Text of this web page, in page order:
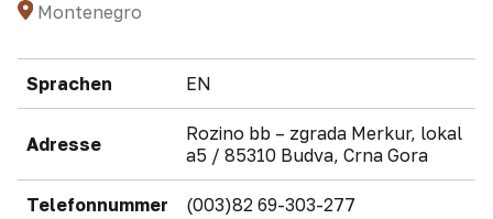
Montenegro
Sprachen EN
Adresse
Rozino bb – zgrada Merkur, lokal
a5 / 85310 Budva, Crna Gora
Telefonnummer (003)82 69-303-277